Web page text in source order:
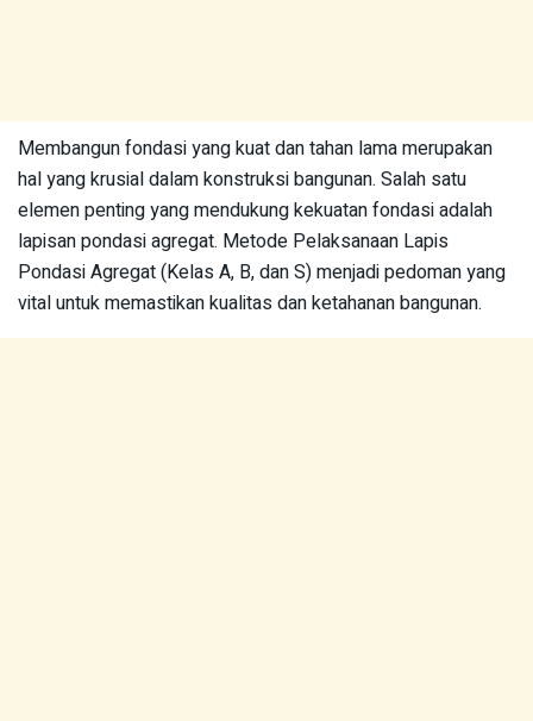
Membangun fondasi yang kuat dan tahan lama merupakan
hal yang krusial dalam konstruksi bangunan. Salah satu
elemen penting yang mendukung kekuatan fondasi adalah
lapisan pondasi agregat. Metode Pelaksanaan Lapis
Pondasi Agregat (Kelas A, B, dan S) menjadi pedoman yang
vital untuk memastikan kualitas dan ketahanan bangunan.